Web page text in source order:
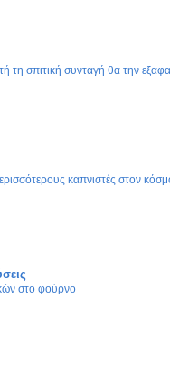
τη σπιτική συνταγή θα την
καπνιστές στον
στο φούρνο